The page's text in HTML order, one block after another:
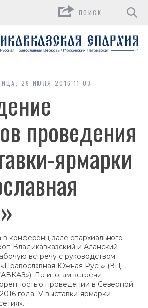
29 ИЮЛЯ 2016 11:03
проведения
ярмарки
в конференц-зале епархиального
Владикавказский и Аланский
встречу с руководством
Южная Русь» (ВЦ
По итогам встречи
о проведении в Северной
года IV выставки-ярмарки